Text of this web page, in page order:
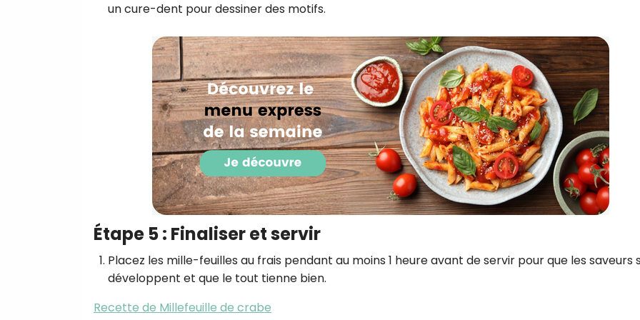
un cure-dent pour dessiner des motifs.
Étape 5 : Finaliser et servir
Placez les mille-feuilles au frais pendant au moins 1 heure avant de servir pour que les saveurs
développent et que le tout tienne bien.
Recette de Millefeuille de crabe